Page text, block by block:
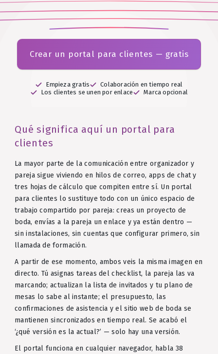
Crear un portal para clientes — gratis
Empieza gratis
Colaboración en tiempo real
Los clientes se unen por enlace
Marca opcional
Qué significa aquí un portal para
clientes
La mayor parte de la comunicación entre organizador y
pareja sigue viviendo en hilos de correo, apps de chat y
tres hojas de cálculo que compiten entre sí. Un portal
para clientes lo sustituye todo con un único espacio de
trabajo compartido por pareja: creas un proyecto de
boda, envías a la pareja un enlace y ya están dentro —
sin instalaciones, sin cuentas que configurar primero, sin
llamada de formación.
A partir de ese momento, ambos veis la misma imagen en
directo. Tú asignas tareas del checklist, la pareja las va
marcando; actualizan la lista de invitados y tu plano de
mesas lo sabe al instante; el presupuesto, las
confirmaciones de asistencia y el sitio web de boda se
mantienen sincronizados en tiempo real. Se acabó el
‘¿qué versión es la actual?’ — solo hay una versión.
El portal funciona en cualquier navegador, habla 38